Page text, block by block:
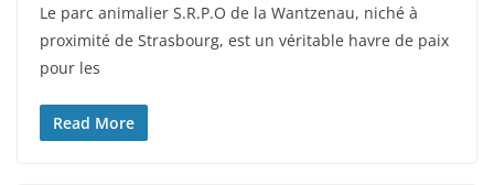
Le parc animalier S.R.P.O de la Wantzenau, niché à
proximité de Strasbourg, est un véritable havre de paix
pour les
Read More